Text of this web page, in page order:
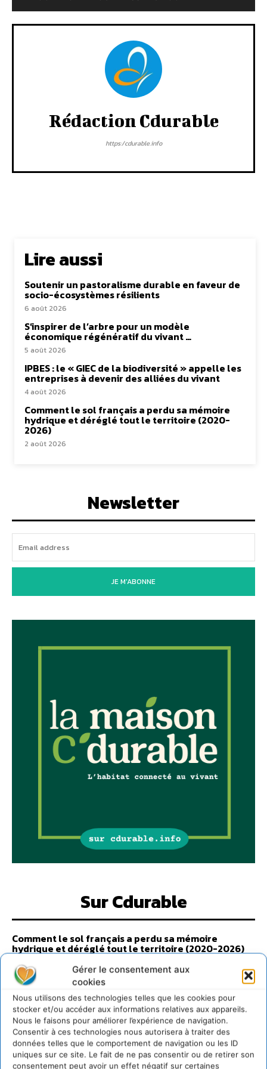
Gérer le consentement aux
cookies
Nous utilisons des technologies telles que les cookies pour
stocker et/ou accéder aux informations relatives aux appareils.
Nous le faisons pour améliorer l’expérience de navigation.
Consentir à ces technologies nous autorisera à traiter des
données telles que le comportement de navigation ou les ID
uniques sur ce site. Le fait de ne pas consentir ou de retirer son
consentement peut avoir un effet négatif sur certaines
Rédaction Cdurable
https:/cdurable.info
Lire aussi
Soutenir un pastoralisme durable en faveur de
socio-écosystèmes résilients
6 août 2026
S’inspirer de l’arbre pour un modèle
économique régénératif du vivant …
5 août 2026
IPBES : le « GIEC de la biodiversité » appelle les
entreprises à devenir des alliées du vivant
4 août 2026
Comment le sol français a perdu sa mémoire
hydrique et déréglé tout le territoire (2020-
2026)
2 août 2026
Newsletter
JE M'ABONNE
Sur Cdurable
Comment le sol français a perdu sa mémoire
hydrique et déréglé tout le territoire (2020-2026)
2 août 2026
Développer notre attention aux espèces vivantes
non humaines avec les communs de Zoepolis
30 juillet 2026
Un kit citoyen pour lever les freins au
développement des forêts comestibles dans nos
villes
29 juillet 2026